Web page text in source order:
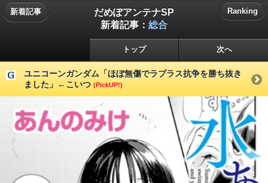
新着記事
だめぽアンテナSP
新着記事： 総合
Ranking
トップ 次へ
ユニコーンガンダム「ほぼ無傷でラプラス抗争を勝ち抜き
ました」←こいつ (PickUP!)